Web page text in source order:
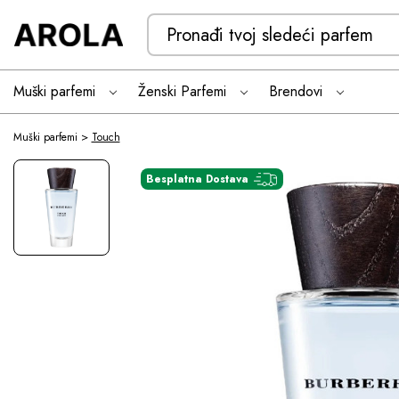
Search
Keyword:
Muški parfemi Ženski Parfemi Brendovi
Muški parfemi Touch
Besplatna Dostava